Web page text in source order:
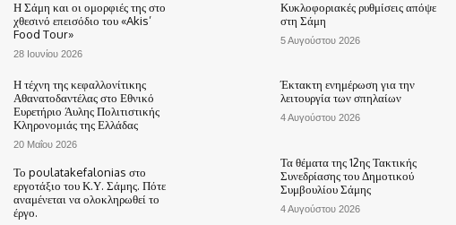
Η Σάμη και οι ομορφιές της στο
χθεσινό επεισόδιο του «Akis’
Food Tour»
28 Ιουνίου 2026
Η τέχνη της κεφαλλονίτικης
Αθανατοδαντέλας στο Εθνικό
Ευρετήριο Άυλης Πολιτιστικής
Κληρονομιάς της Ελλάδας
20 Μαΐου 2026
Το poulatakefalonias στο
εργοτάξιο του Κ.Υ. Σάμης. Πότε
αναμένεται να ολοκληρωθεί το
έργο.
Κυκλοφοριακές ρυθμίσεις απόψε
στη Σάμη
5 Αυγούστου 2026
Έκτακτη ενημέρωση για την
λειτουργία των σπηλαίων
4 Αυγούστου 2026
Τα θέματα της 12ης Τακτικής
Συνεδρίασης του Δημοτικού
Συμβουλίου Σάμης
4 Αυγούστου 2026